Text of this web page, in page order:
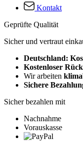
Kontakt
Geprüfte Qualität
Sicher und vertraut
Deutschland:
Kostenloser
Wir arbeiten
Sichere
Sicher bezahlen mit
Nachnahme
Vorauskasse